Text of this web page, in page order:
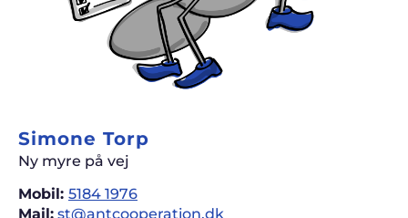
Simone Torp
Ny myre på vej
Mobil: 5184 1976
Mail: st@antcooperation.dk